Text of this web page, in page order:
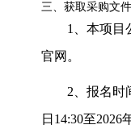
三、获取采购文件
1
本项目
官网。
2 、报名
日 14:30至2026